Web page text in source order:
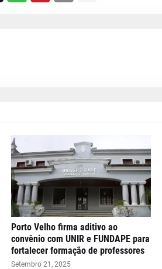
Porto Velho firma aditivo ao
convênio com UNIR e FUNDAPE para
fortalecer formação de professores
Setembro 21, 2025